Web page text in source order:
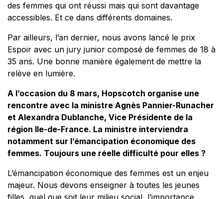
des femmes qui ont réussi mais qui sont davantage
accessibles. Et ce dans différents domaines.
Par ailleurs, l’an dernier, nous avons lancé le prix
Espoir avec un jury junior composé de femmes de 18 à
35 ans. Une bonne manière également de mettre la
relève en lumière.
A l’occasion du 8 mars, Hopscotch organise une
rencontre avec la ministre Agnès Pannier-Runacher
et Alexandra Dublanche, Vice Présidente de la
région Ile-de-France. La ministre interviendra
notamment sur l’émancipation économique des
femmes. Toujours une réelle difficulté pour elles ?
L’émancipation économique des femmes est un enjeu
majeur. Nous devons enseigner à toutes les jeunes